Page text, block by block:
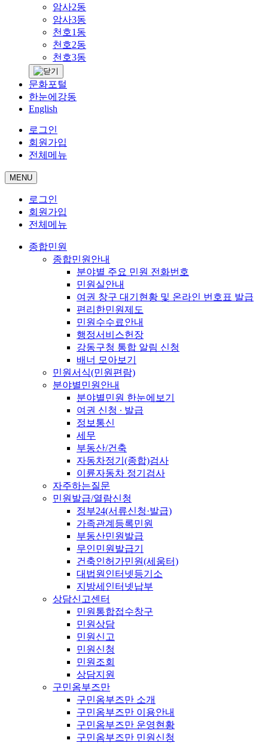
암사2동
암사3동
천호1동
천호2동
천호3동
문화포털
한눈에강동
English
로그인
회원가입
전체메뉴
MENU
로그인
회원가입
전체메뉴
종합민원
종합민원안내
분야별 주요 민원 전화번호
민원실안내
여권 창구 대기현황 및 온라인 번호표 발급
편리한민원제도
민원수수료안내
행정서비스헌장
강동구청 통합 알림 신청
배너 모아보기
민원서식(민원편람)
분야별민원안내
분야별민원 한눈에보기
여권 신청 ∙ 발급
정보통신
세무
부동산/건축
자동차정기(종합)검사
이륜자동차 정기검사
자주하는질문
민원발급/열람신청
정부24(서류신청·발급)
가족관계등록민원
부동산민원발급
무인민원발급기
건축인허가민원(세움터)
대법원인터넷등기소
지방세인터넷납부
상담신고센터
민원통합접수창구
민원상담
민원신고
민원신청
민원조회
상담지원
구민옴부즈만
구민옴부즈만 소개
구민옴부즈만 이용안내
구민옴부즈만 운영현황
구민옴부즈만 민원신청